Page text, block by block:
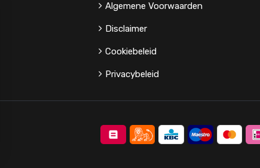
Algemene Voorwaarden
Disclaimer
Cookiebeleid
Privacybeleid